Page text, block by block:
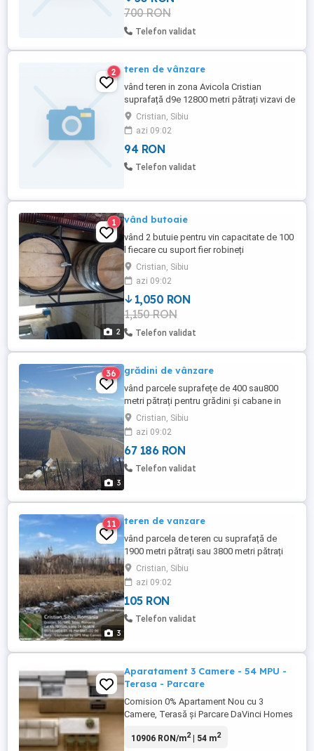
700 RON
Telefon validat
2 teren de vânzare
vând teren in zona Avicola Cristian
suprafață d9e 12800 metri pătrați vizavi de
avicola cristian deschide la drum de 46
metri, pretabil pentru zona industriala
Cristian, Sibiu
azi 09:02
94 RON
Telefon validat
2
1 vând butoaie
vând 2 butuie pentru vin capacitate de 100
l fiecare cu suport fier robineți
Cristian, Sibiu
azi 09:02
1,050 RON
1,150 RON
Telefon validat
3
36 grădini de vânzare
vând parcele suprafețe de 400 sau800
metri pătrați pentru grădini și cabane in
zona Cristian (sub vii) cu acte CF
Cristian, Sibiu
azi 09:02
67 186 RON
Telefon validat
3
11 teren de vanzare
vând parcela de teren cu suprafață de
1900 metri pătrați sau 3800 metri pătrați
pentru construcții de casa de vacanță,
menționez ca este construcție lângă
parcela mea drumul asfaltat
Cristian, Sibiu
azi 09:02
105 RON
Telefon validat
Aparatament 3 Camere - 54 MPU -
Terasa - Parcare
Comision 0% Apartament Nou cu 3
Camere, Terasă și Parcare DaVinci Homes
propunem spre vânzare un apartament
10906 RON/m2| 54 m2